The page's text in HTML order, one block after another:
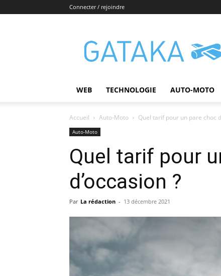
Connecter / rejoindre
WEB TECHNOLOGIE AUTO-MOTO
Accueil Auto-Moto Quel tarif pour un pare choc
Auto-Moto
Quel tarif pour
d’occasion ?
Par La rédaction - 13 décembre 2021